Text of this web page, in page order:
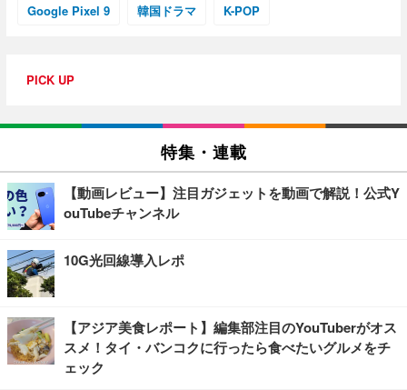
Google Pixel 9 韓国ドラマ K-POP
PICK UP
特集・連載
【動画レビュー】注目ガジェットを動画で解説！公式Y
ouTubeチャンネル
10G光回線導入レポ
【アジア美食レポート】編集部注目のYouTuberがオス
スメ！タイ・バンコクに行ったら食べたいグルメをチ
ェック